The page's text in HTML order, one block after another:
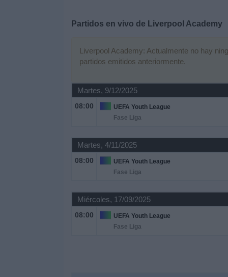
Partidos en vivo de Liverpool Academy
Liverpool Academy: Actualmente no hay
partidos emitidos anteriormente.
Martes, 9/12/2025
08:00
UEFA Youth League
Fase Liga
Martes, 4/11/2025
08:00
UEFA Youth League
Fase Liga
Miércoles, 17/09/2025
08:00
UEFA Youth League
Fase Liga